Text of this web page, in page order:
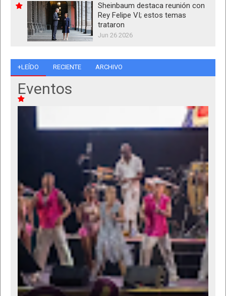
Sheinbaum destaca reunión con
Rey Felipe VI; estos temas
trataron
Jun 26 2026
+LEÍDO RECIENTE ARCHIVO
Eventos